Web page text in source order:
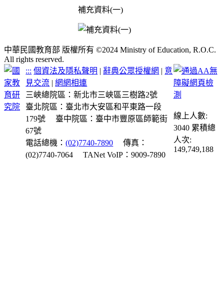
補充資料(一)
中華民國教育部 版權所有 ©2024 Ministry of Education, R.O.C.
All rights reserved.
::: 個資法及隱私聲明 | 辭典公眾授權網 | 意
見交流 |網網相連
三峽總院區：新北市三峽區三樹路2號
臺北院區：臺北市大安區和平東路一段
179號
臺中院區：臺中市豐原區師範街
67號
電話總機：(02)7740-7890
傳真：
(02)7740-7064
TANet VoIP：9009-7890
線上人數:
3040 累積總
人次:
149,749,188